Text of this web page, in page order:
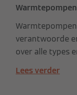
verantwoorde
over alle types
Lees verder